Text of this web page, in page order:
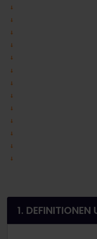
1. DEFINITIONEN